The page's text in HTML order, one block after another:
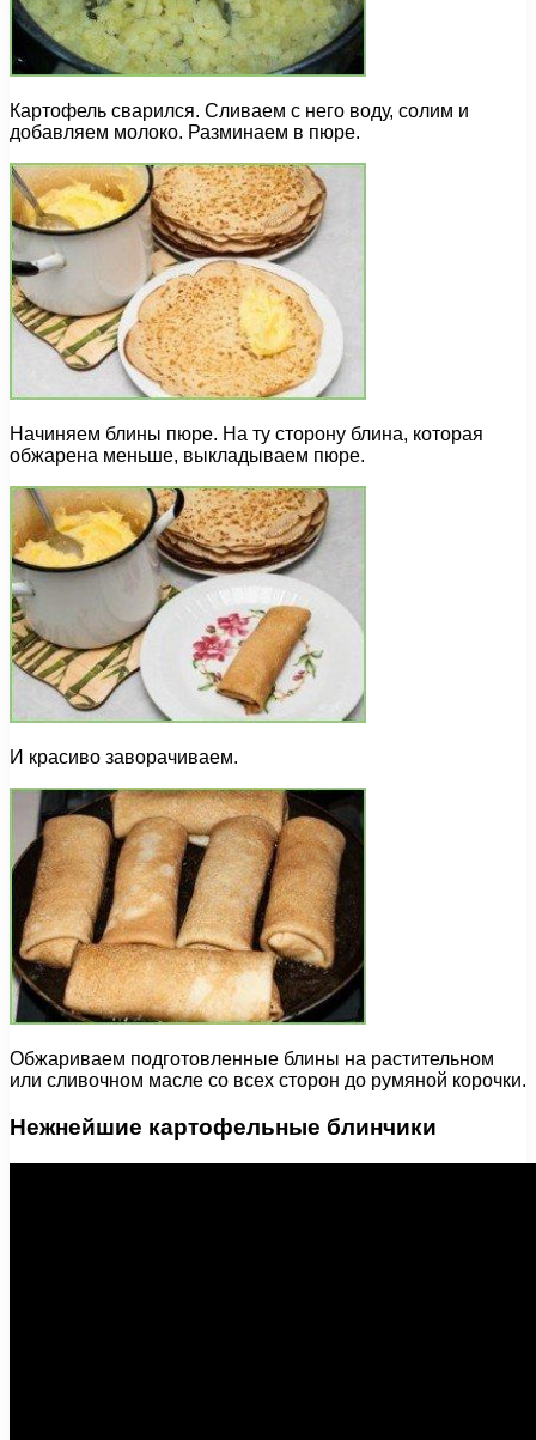
Картофель сварился. Сливаем с него воду, солим и
добавляем молоко. Разминаем в пюре.
Начиняем блины пюре. На ту сторону блина, которая
обжарена меньше, выкладываем пюре.
И красиво заворачиваем.
Обжариваем подготовленные блины на растительном
или сливочном масле со всех сторон до румяной корочки.
Нежнейшие картофельные блинчики